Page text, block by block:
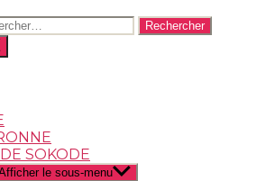
SOKODE
le sous-menu